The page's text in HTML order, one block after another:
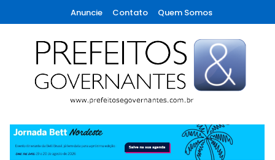
To
Content
Anuncie Contato Quem Somos
Prefeitos & Governantes